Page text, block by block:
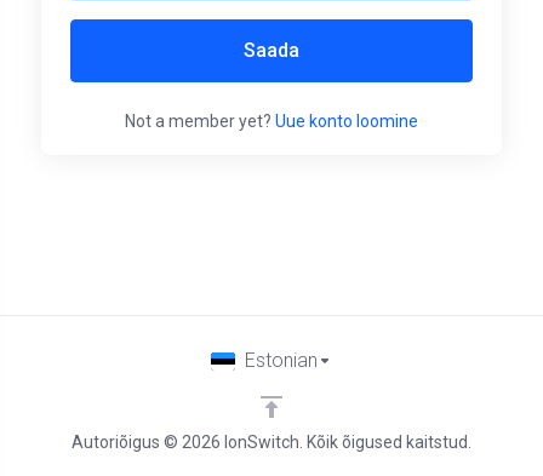
Saada
Not a member yet? Uue konto loomine
Autoriõigus © 2026 IonSwitch. Kõik õigused kaitstud.
Estonian